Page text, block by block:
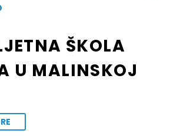
ŠKOLA
U MALINSKOJ